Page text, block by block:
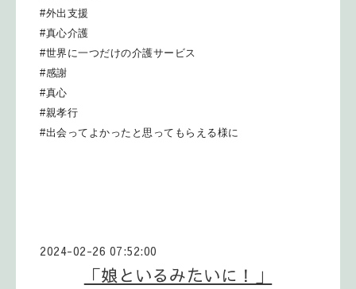
#外出支援
#真心介護
#世界に一つだけの介護サービス
#感謝
#真心
#親孝行
#出会ってよかったと思ってもらえる様に
2024-02-26 07:52:00
「娘といるみたいに！」